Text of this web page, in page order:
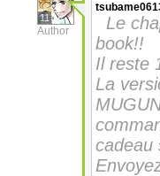
11
Author
Le
book!!
Il reste
La
cadeau